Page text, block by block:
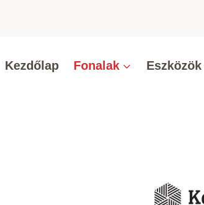
Kezdőlap Fonalak Eszközök